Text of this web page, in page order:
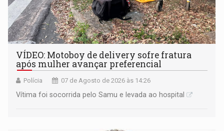
VÍDEO: Motoboy de delivery sofre fratura
após mulher avançar preferencial
Polícia 07 de Agosto de 2026 às 14:26
Vítima foi socorrida pelo Samu e levada ao hospital